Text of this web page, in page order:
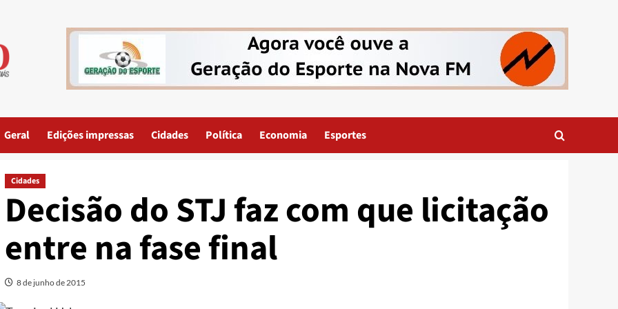
Geral Edições impressas Cidades Política Economia Esportes
Cidades
Decisão do STJ faz com que licitação
entre na fase final
8 de junho de 2015